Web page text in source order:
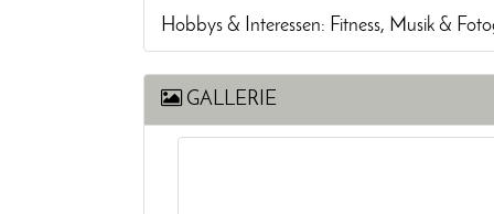
Hobbys & Interessen: Fitness, Musik &
GALLERIE